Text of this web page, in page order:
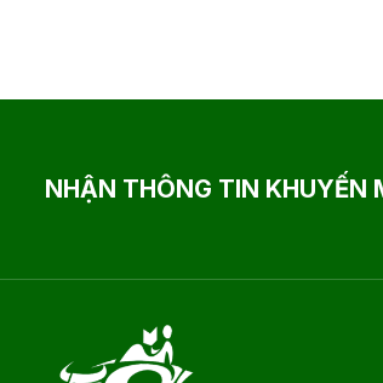
NHẬN THÔNG TIN KHUYẾN